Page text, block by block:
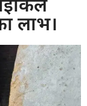
लाभ।